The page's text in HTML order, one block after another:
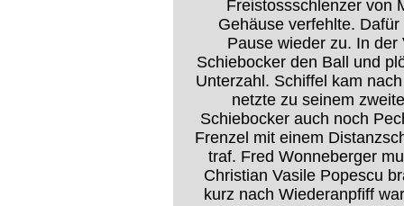
Freistossschlenzer von
Gehäuse verfehlte.
Pause wieder zu. In
Schiebocker den Ball und
Unterzahl. Schiffel kam
netzte zu seinem
Schiebocker auch noch
Frenzel mit einem
traf. Fred Wonneberger
Christian Vasile Popescu
kurz nach Wiederanpfiff